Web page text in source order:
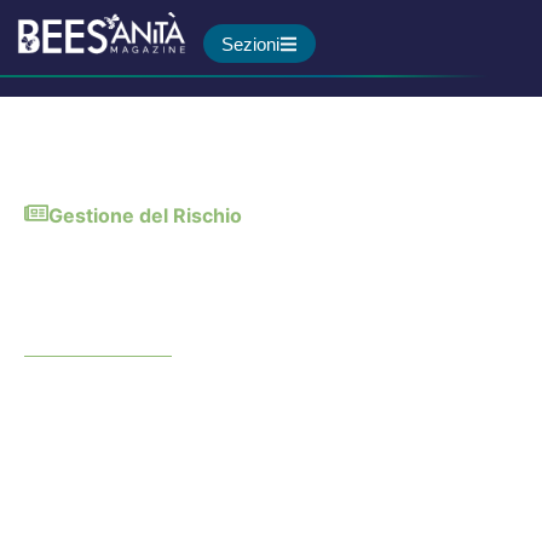
Sezioni
Gestione del Rischio